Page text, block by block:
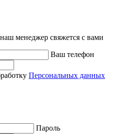
менеджер свяжется с вами
Ваш телефон
Персональных данных
Пароль